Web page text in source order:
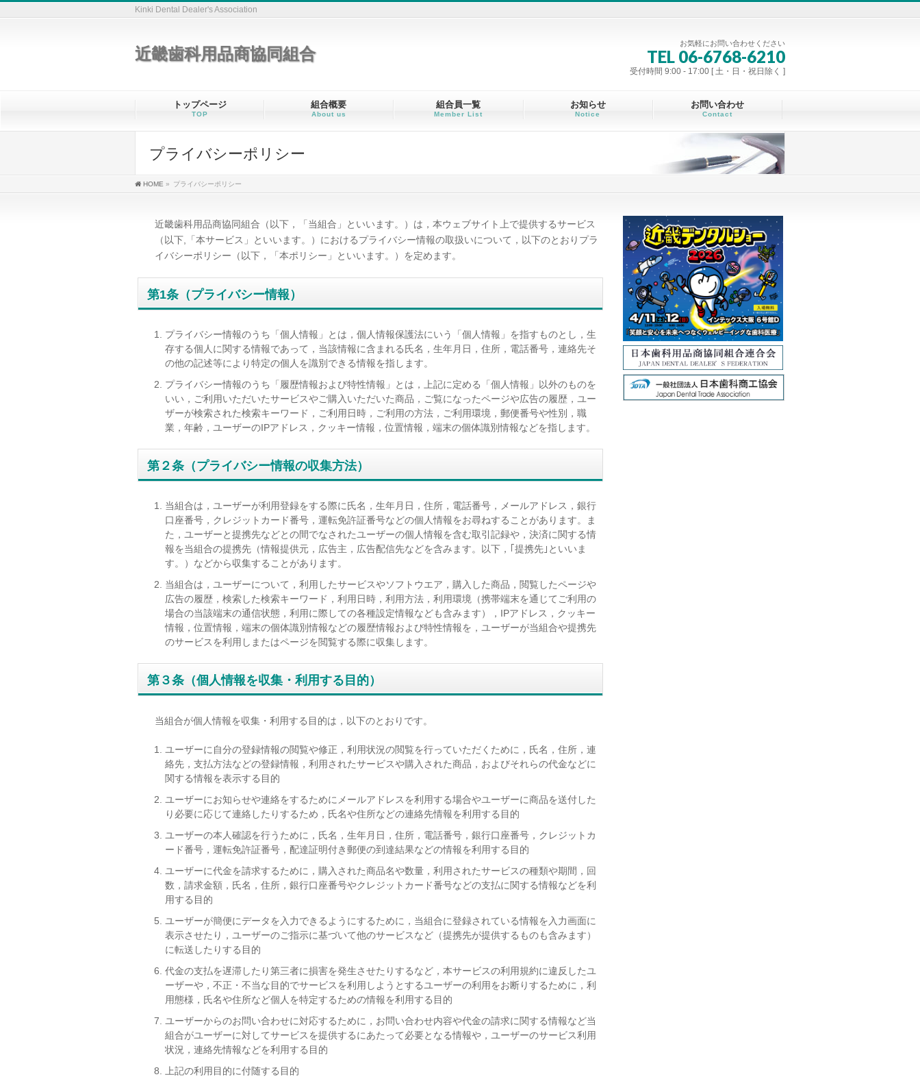
Kinki Dental Dealer's Association
近畿歯科用品商協同組合
お気軽にお問い合わせください
TEL 06-6768-6210
受付時間 9:00 - 17:00 [ 土・日・祝日除く ]
トップページ
TOP
組合概要
About us
組合員一覧
Member List
お知らせ
Notice
お問い合わせ
Contact
プライバシーポリシー
HOME » プライバシーポリシー
近畿歯科用品商協同組合（以下，「当組合」といいます。）は，本ウェブサイト上で提供するサービス
（以下,「本サービス」といいます。）におけるプライバシー情報の取扱いについて，以下のとおりプラ
イバシーポリシー（以下，「本ポリシー」といいます。）を定めます。
第1条（プライバシー情報）
プライバシー情報のうち「個人情報」とは，個人情報保護法にいう「個人情報」を指すものとし，生
存する個人に関する情報であって，当該情報に含まれる氏名，生年月日，住所，電話番号，連絡先そ
の他の記述等により特定の個人を識別できる情報を指します。
プライバシー情報のうち「履歴情報および特性情報」とは，上記に定める「個人情報」以外のものを
いい，ご利用いただいたサービスやご購入いただいた商品，ご覧になったページや広告の履歴，ユー
ザーが検索された検索キーワード，ご利用日時，ご利用の方法，ご利用環境，郵便番号や性別，職
業，年齢，ユーザーのIPアドレス，クッキー情報，位置情報，端末の個体識別情報などを指します。
第２条（プライバシー情報の収集方法）
当組合は，ユーザーが利用登録をする際に氏名，生年月日，住所，電話番号，メールアドレス，銀行
口座番号，クレジットカード番号，運転免許証番号などの個人情報をお尋ねすることがあります。ま
た，ユーザーと提携先などとの間でなされたユーザーの個人情報を含む取引記録や，決済に関する情
報を当組合の提携先（情報提供元，広告主，広告配信先などを含みます。以下，｢提携先｣といいま
す。）などから収集することがあります。
当組合は，ユーザーについて，利用したサービスやソフトウエア，購入した商品，閲覧したページや
広告の履歴，検索した検索キーワード，利用日時，利用方法，利用環境（携帯端末を通じてご利用の
場合の当該端末の通信状態，利用に際しての各種設定情報なども含みます），IPアドレス，クッキー
情報，位置情報，端末の個体識別情報などの履歴情報および特性情報を，ユーザーが当組合や提携先
のサービスを利用しまたはページを閲覧する際に収集します。
第３条（個人情報を収集・利用する目的）
当組合が個人情報を収集・利用する目的は，以下のとおりです。
ユーザーに自分の登録情報の閲覧や修正，利用状況の閲覧を行っていただくために，氏名，住所，連
絡先，支払方法などの登録情報，利用されたサービスや購入された商品，およびそれらの代金などに
関する情報を表示する目的
ユーザーにお知らせや連絡をするためにメールアドレスを利用する場合やユーザーに商品を送付した
り必要に応じて連絡したりするため，氏名や住所などの連絡先情報を利用する目的
ユーザーの本人確認を行うために，氏名，生年月日，住所，電話番号，銀行口座番号，クレジットカ
ード番号，運転免許証番号，配達証明付き郵便の到達結果などの情報を利用する目的
ユーザーに代金を請求するために，購入された商品名や数量，利用されたサービスの種類や期間，回
数，請求金額，氏名，住所，銀行口座番号やクレジットカード番号などの支払に関する情報などを利
用する目的
ユーザーが簡便にデータを入力できるようにするために，当組合に登録されている情報を入力画面に
表示させたり，ユーザーのご指示に基づいて他のサービスなど（提携先が提供するものも含みます）
に転送したりする目的
代金の支払を遅滞したり第三者に損害を発生させたりするなど，本サービスの利用規約に違反したユ
ーザーや，不正・不当な目的でサービスを利用しようとするユーザーの利用をお断りするために，利
用態様，氏名や住所など個人を特定するための情報を利用する目的
ユーザーからのお問い合わせに対応するために，お問い合わせ内容や代金の請求に関する情報など当
組合がユーザーに対してサービスを提供するにあたって必要となる情報や，ユーザーのサービス利用
状況，連絡先情報などを利用する目的
上記の利用目的に付随する目的